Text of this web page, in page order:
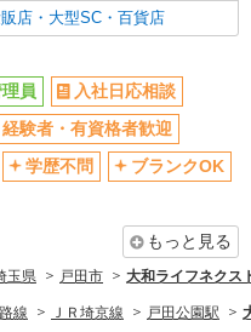
・特典あり
ンス・設備管理
員
ドル（40代～）活躍中
通費支給
店・大型SC・百貨店
員
入社日応相談
経験者・有資格者歓迎
学歴不問
ブランクOK
もっと見る
玉県 戸田市 大和ライフネク
線 ＪＲ埼京線 戸田公園駅